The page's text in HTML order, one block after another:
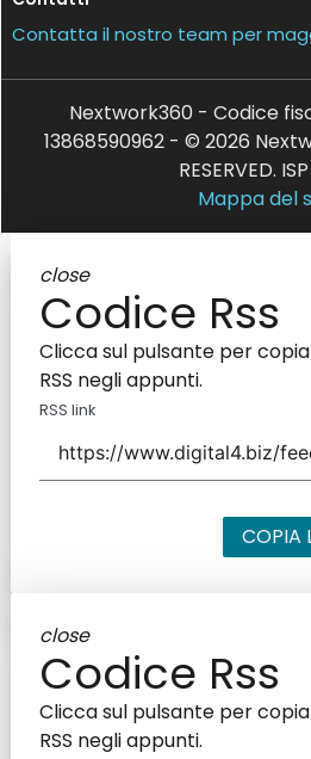
Contatta il nostro team per
Nextwork360 - Codice
13868590962 - © 2026
RESERVED.
Mappa del
close
Codice Rss
Clicca sul pulsante per
RSS negli appunti.
RSS link
COPIA
close
Codice Rss
Clicca sul pulsante per
RSS negli appunti.